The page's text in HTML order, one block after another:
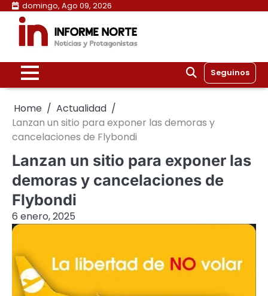
Skip
content
domingo, Ago 09, 2026
Seguinos
Home
Actualidad
Lanzan un sitio para exponer las demoras y
cancelaciones de Flybondi
Lanzan un sitio para exponer las
demoras y cancelaciones de
Flybondi
6 enero, 2025